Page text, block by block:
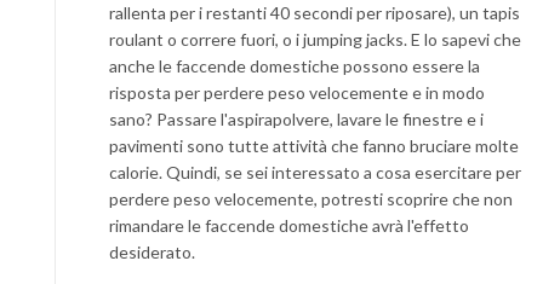
rallenta per i restanti 40 secondi per riposare), un tapis
roulant o correre fuori, o i jumping jacks. E lo sapevi che
anche le faccende domestiche possono essere la
risposta per perdere peso velocemente e in modo
sano? Passare l'aspirapolvere, lavare le finestre e i
pavimenti sono tutte attività che fanno bruciare molte
calorie. Quindi, se sei interessato a cosa esercitare per
perdere peso velocemente, potresti scoprire che non
rimandare le faccende domestiche avrà l'effetto
desiderato.